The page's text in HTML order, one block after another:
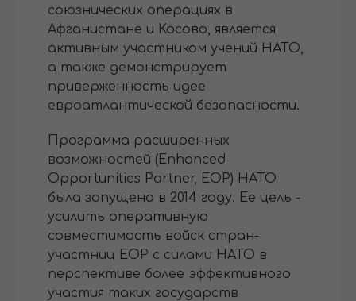
союзнических операциях в
Афганистане и Косово, является
активным участником учений НАТО,
а также демонстрирует
приверженность идее
евроатлантической безопасности.
Программа расширенных
возможностей (Enhanced
Opportunities Partner, EOP) НАТО
была запущена в 2014 году. Ее цель -
усилить оперативную
совместимость войск стран-
участниц EOP с силами НАТО в
перспективе более эффективного
участия таких государств